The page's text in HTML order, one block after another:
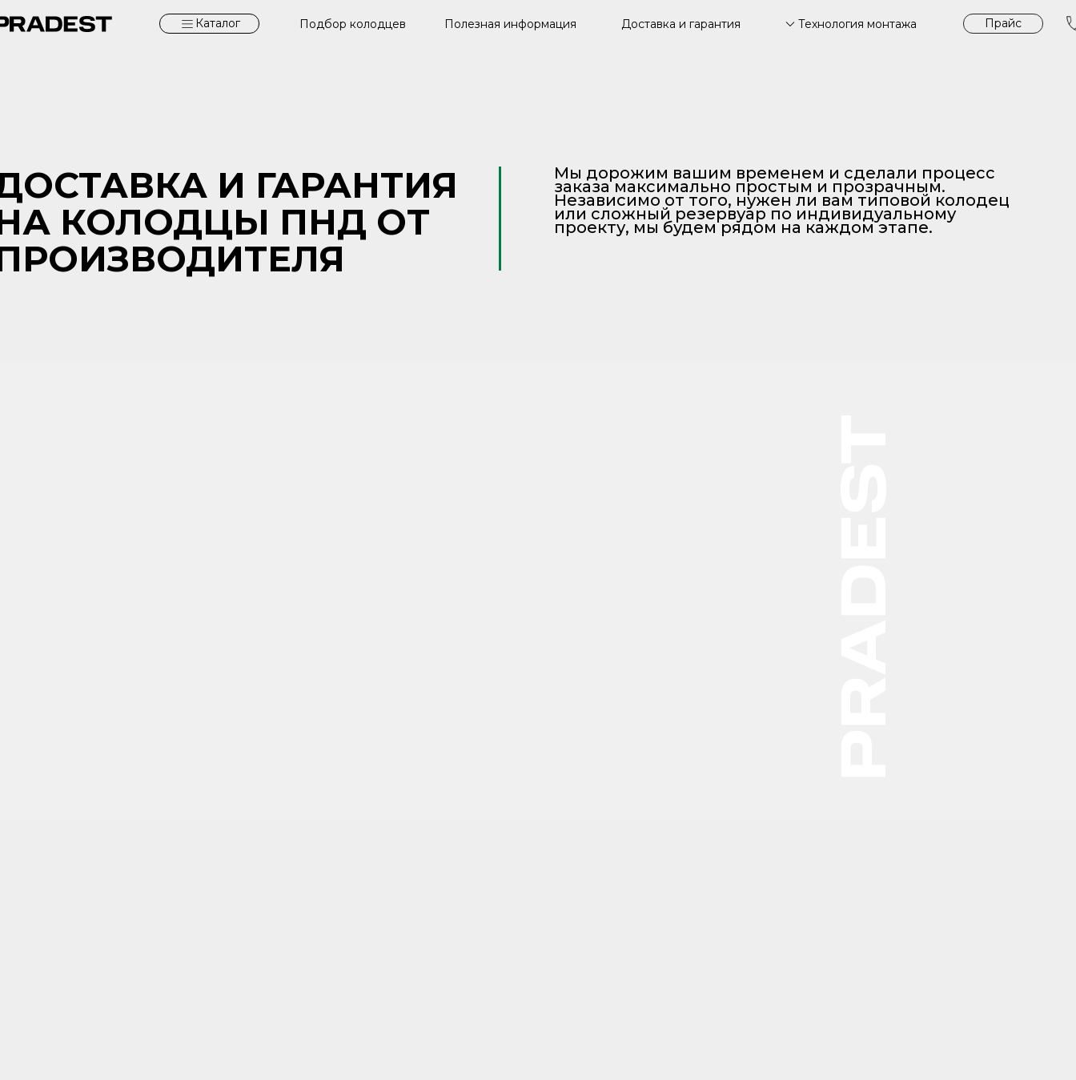
Подбор колодцев Прайс
Доставка и гарантия
Полезная информация
Каталог Технология монтажа
И ГАРАНТИЯ
КОЛОДЦЫ ПНД ОТ
Мы дорожим вашим временем и сделали процесс
заказа максимально простым и прозрачным.
Независимо от того, нужен ли вам типовой колодец
или сложный резервуар по индивидуальному
проекту, мы будем рядом на каждом этапе.